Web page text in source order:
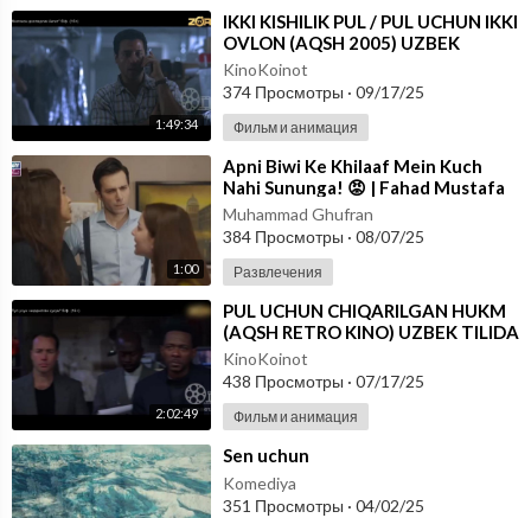
1:49:34
⁣IKKI KISHILIK PUL / PUL UCHUN IKKI
OVLON (AQSH 2005) UZBEK
TILIDA
KinoKoinot
374 Просмотры · 09/17/25
Фильм и анимация
1:00
⁣Apni Biwi Ke Khilaaf Mein Kuch
Nahi Sununga! 😡 | Fahad Mustafa
Ka Strong Reply
Muhammad Ghufran
384 Просмотры · 08/07/25
Развлечения
2:02:49
⁣PUL UCHUN CHIQARILGAN HUKM
(AQSH RETRO KINO) UZBEK TILIDA
KinoKoinot
438 Просмотры · 07/17/25
Фильм и анимация
⁣Sen uchun
Komediya
351 Просмотры · 04/02/25